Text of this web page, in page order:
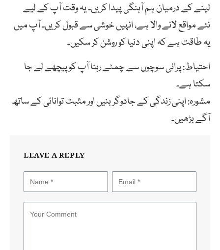
لینے کے درمیان ہم آہنگی پیدا کریں۔ یہ وقت آپ کے لیے
نئے مواقع لانے والا ہے، انہیں خوشی سے قبول کریں۔ آپ میں
یہ طاقت ہے کہ اپنی دنیا کو روشن کر سکیں۔
احتیاط: پرانی سوچوں سے چمٹے رہنا آپ کو پیچھے لے جا
سکتا ہے۔
مشورہ: اپنی زندگی کے جادوگر بنیں اور مثبت توانائی کے ساتھ
آگے بڑھیں۔
LEAVE A REPLY